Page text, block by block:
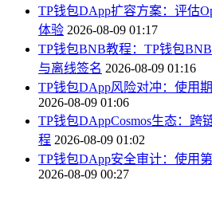
TP钱包DApp扩容方案：评估
体验 2026-08-09 01:17
TP钱包BNB教程：TP钱包
与离线签名 2026-08-09 01:16
TP钱包DApp风险对冲：使用
2026-08-09 01:06
TP钱包DAppCosmos生态：跨
程 2026-08-09 01:02
TP钱包DApp安全审计：使用
2026-08-09 00:27